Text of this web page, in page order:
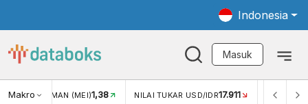
Indonesia
Masuk
MakroWISMAN (MEI)1,38 NILAI TUKAR USD/IDR17.911 INFLASI